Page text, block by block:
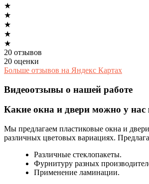
★
★
★
★
★
20 отзывов
20 оценки
Больше отзывов на Яндекс Картах
Видеоотзывы о нашей работе
Какие окна и двери можно у нас
Мы предлагаем пластиковые окна и
различных цветовых вариациях.
Различные стеклопакеты.
Фурнитуру разных
Применение ламинации.